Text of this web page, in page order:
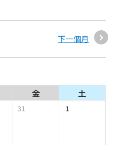
下一個月
金 土
31 1